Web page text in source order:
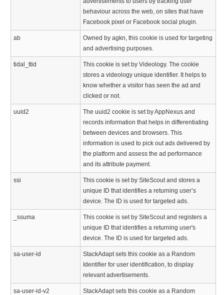
behaviour across the web, on sites that have
Facebook pixel or Facebook social plugin.
ab
Owned by agkn, this cookie is used for targeting
and advertising purposes.
tidal_ttid
This cookie is set by Videology. The cookie
stores a videology unique identifier. It helps to
know whether a visitor has seen the ad and
clicked or not.
uuid2
The uuid2 cookie is set by AppNexus and
records information that helps in differentiating
between devices and browsers. This
information is used to pick out ads delivered by
the platform and assess the ad performance
and its attribute payment.
ssi
This cookie is set by SiteScout and stores a
unique ID that identifies a returning user’s
device. The ID is used for targeted ads.
_ssuma
This cookie is set by SiteScout and registers a
unique ID that identifies a returning user's
device. The ID is used for targeted ads.
sa-user-id
StackAdapt sets this cookie as a Random
Identifier for user identification, to display
relevant advertisements.
sa-user-id-v2
StackAdapt sets this cookie as a Random